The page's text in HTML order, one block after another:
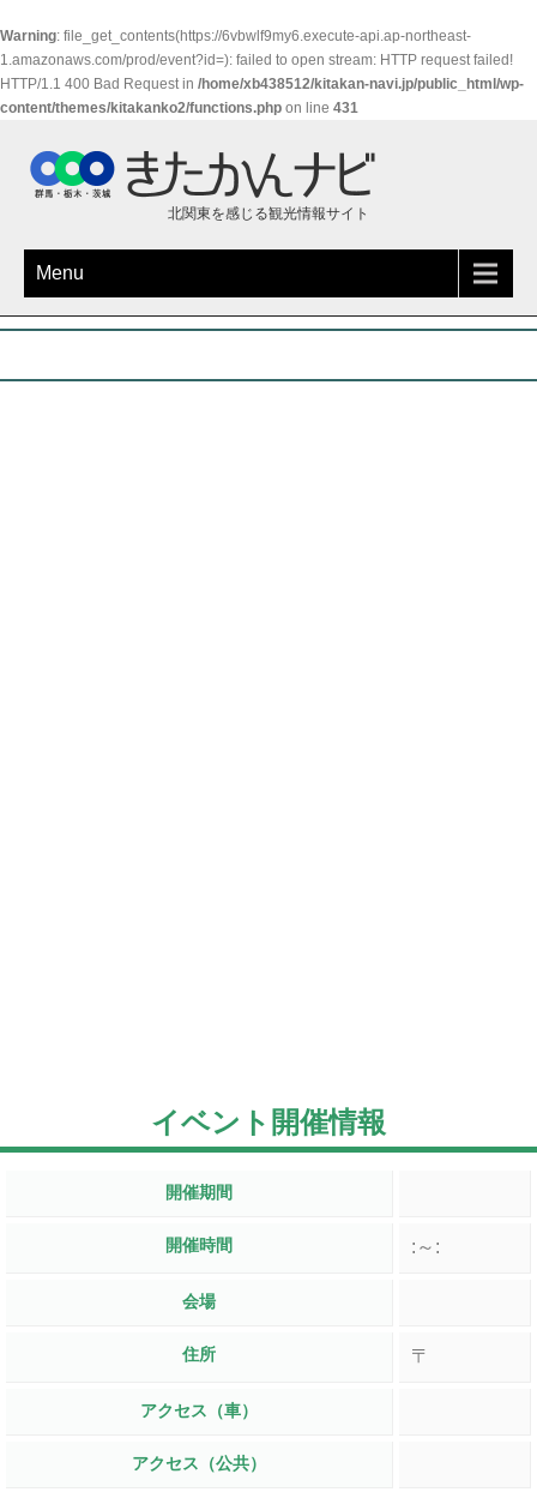
Warning: file_get_contents(https://6vbwlf9my6.execute-api.ap-northeast-
1.amazonaws.com/prod/event?id=): failed to open stream: HTTP request failed!
HTTP/1.1 400 Bad Request in /home/xb438512/kitakan-navi.jp/public_html/wp-
content/themes/kitakanko2/functions.php on line 431
北関東を感じる観光情報サイト
Menu
イベント開催情報
開催期間
開催時間 :～:
会場
住所 〒
アクセス（車）
アクセス（公共）